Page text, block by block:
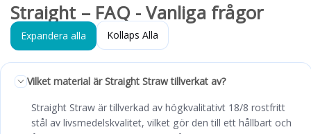
Straight – FAQ - Vanliga frågor
Expandera alla Kollaps Alla
Vilket material är Straight Straw tillverkat av?
Straight Straw är tillverkad av högkvalitativt 18/8 rostfritt
stål av livsmedelskvalitet, vilket gör den till ett hållbart och